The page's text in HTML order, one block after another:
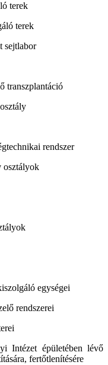
terek
terek
sejtlabor
transzplantáció
rendszer
osztályok
egységei
rendszerei
Intézet épületében lévő
fertőtlenítésére